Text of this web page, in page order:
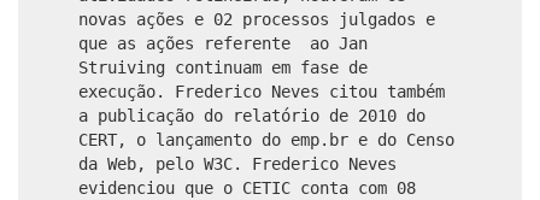
novas ações e 02 processos julgados e
que as ações referente ao Jan
Struiving continuam em fase de
execução. Frederico Neves citou também
a publicação do relatório de 2010 do
CERT, o lançamento do emp.br e do Censo
da Web, pelo W3C. Frederico Neves
evidenciou que o CETIC conta com 08